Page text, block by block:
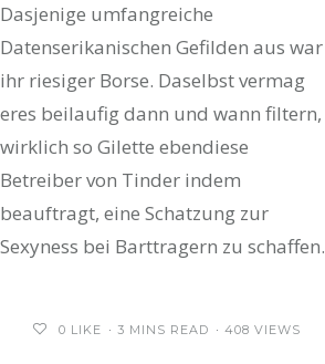
Dasjenige umfangreiche
Datenserikanischen Gefilden aus war
ihr riesiger Borse. Daselbst vermag
eres beilaufig dann und wann filtern,
wirklich so Gilette ebendiese
Betreiber von Tinder indem
beauftragt, eine Schatzung zur
Sexyness bei Barttragern zu schaffen.
0 LIKE 3 MINS READ 408 VIEWS